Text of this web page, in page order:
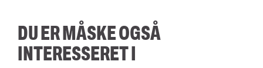
DU ER MÅSKE OGSÅ
INTERESSERET I